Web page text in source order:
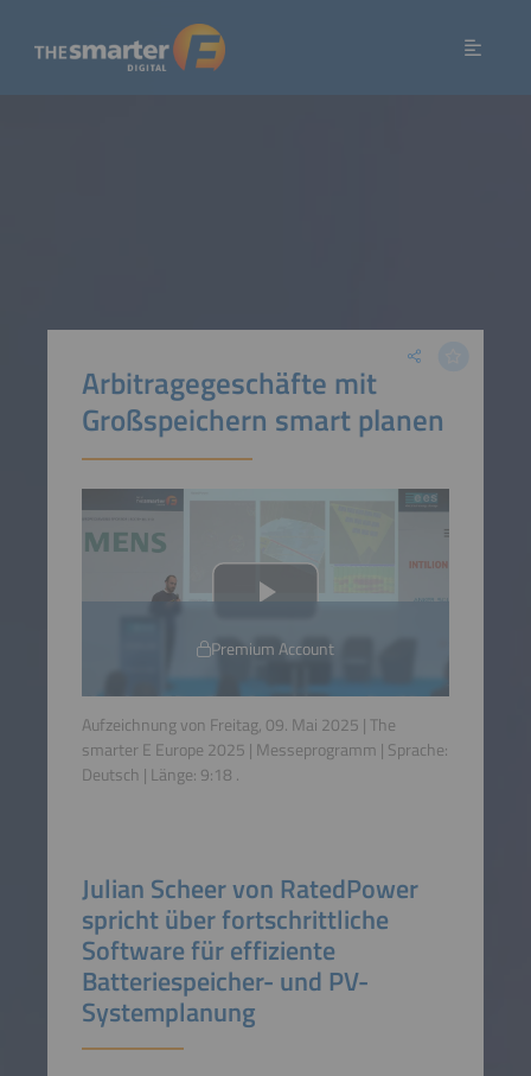
Arbitragegeschäfte mit
Großspeichern smart planen
Premium Account
Aufzeichnung von Freitag, 09. Mai 2025 | The
smarter E Europe 2025 | Messeprogramm | Sprache:
Deutsch | Länge: 9:18 .
Julian Scheer von RatedPower
spricht über fortschrittliche
Software für effiziente
Batteriespeicher- und PV-
Systemplanung